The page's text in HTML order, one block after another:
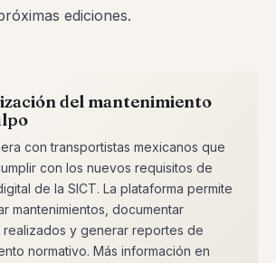
ediciones.
del mantenimiento
con transportistas mexicanos que
con los nuevos requisitos de
de la SICT. La plataforma permite
mantenimientos, documentar
realizados y generar reportes de
normativo. Más información en